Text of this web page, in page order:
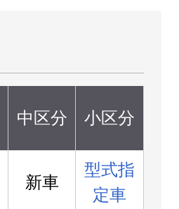
中区分 小区分
新車
型式指
定車